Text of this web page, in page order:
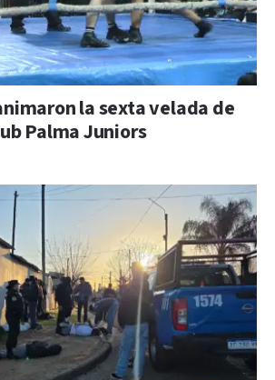
la sexta velada de
Palma Juniors